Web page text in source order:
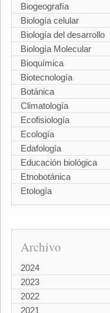
Biogeografía
Biología celular
Biología del desarrollo
Biología Molecular
Bioquímica
Biotecnología
Botánica
Climatología
Ecofisiología
Ecología
Edafología
Educación biológica
Etnobotánica
Etología
Archivo
2024
2023
2022
2021